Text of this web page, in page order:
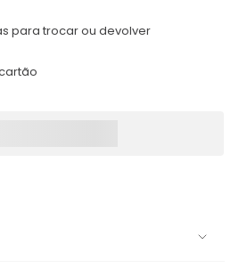
para trocar ou devolver